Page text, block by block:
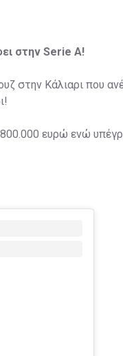
στην Serie A!
στην Κάλιαρι που
ευρώ ενώ